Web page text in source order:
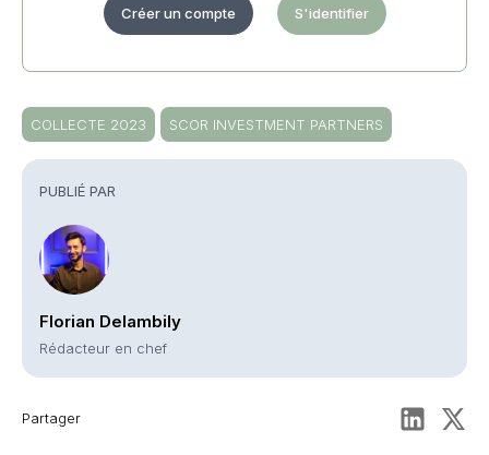
PUBLIÉ PAR
Florian Delambily
Rédacteur en chef
Partager
Créer un compte S'identifier
COLLECTE 2023 SCOR INVESTMENT PARTNERS